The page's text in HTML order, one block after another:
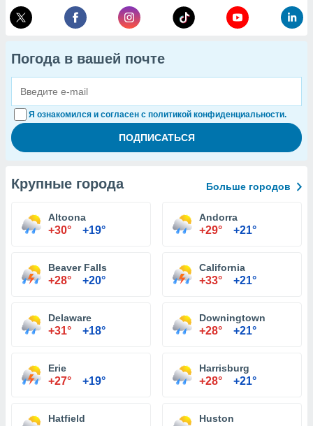
Погода в вашей почте
Я ознакомился и согласен с политикой конфиденциальности.
Крупные города Больше городов
Altoona
+30° +19°
Andorra
+29° +21°
Beaver Falls
+28° +20°
California
+33° +21°
Delaware
+31° +18°
Downingtown
+28° +21°
Erie
+27° +19°
Harrisburg
+28° +21°
Hatfield Huston